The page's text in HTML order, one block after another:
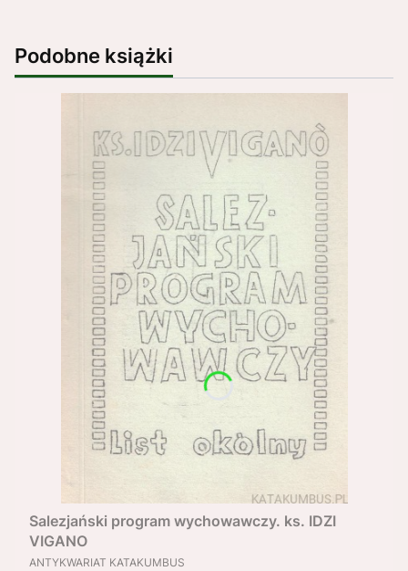
Podobne książki
Salezjański program wychowawczy. ks. IDZI
VIGANO
PRODUCENT
ANTYKWARIAT KATAKUMBUS